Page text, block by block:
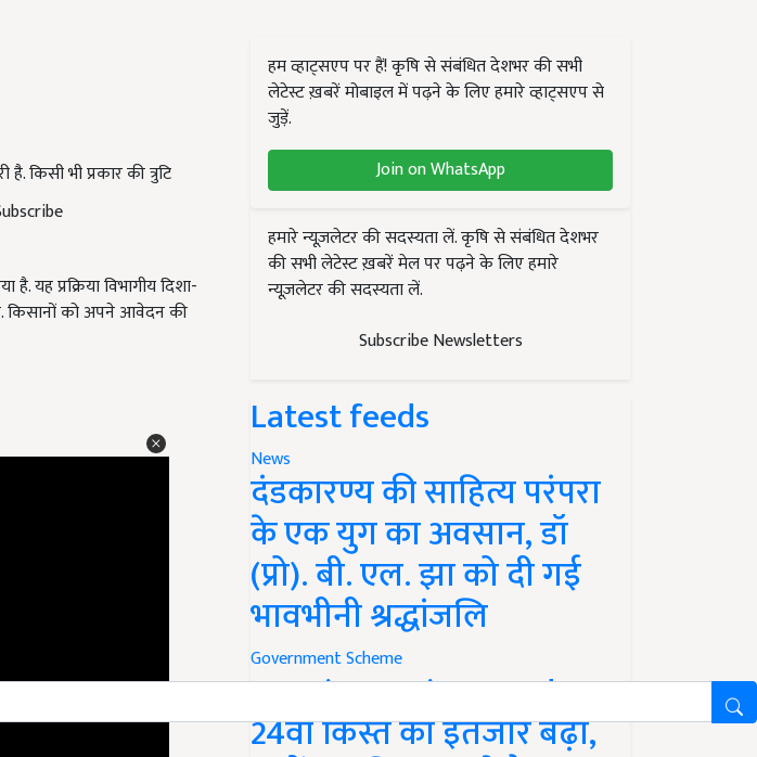
किसी भी प्रकार की त्रुटि
प्रक्रिया विभागीय दिशा-
किसानों को अपने आवेदन की
हम व्हाट्सएप पर हैं! कृषि से संबंधित देशभर की सभी
लेटेस्ट ख़बरें मोबाइल में पढ़ने के लिए हमारे व्हाट्सएप से
जुड़ें.
Join on WhatsApp
हमारे न्यूज़लेटर की सदस्यता लें. कृषि से संबंधित देशभर
की सभी लेटेस्ट ख़बरें मेल पर पढ़ने के लिए हमारे
न्यूज़लेटर की सदस्यता लें.
Subscribe Newsletters
Latest feeds
News
दंडकारण्य की साहित्य परंपरा
के एक युग का अवसान, डॉ
(प्रो). बी. एल. झा को दी गई
भावभीनी श्रद्धांजलि
Government Scheme
PM Kisan Yojana Update:
24वीं किस्त का इंतजार बढ़ा,